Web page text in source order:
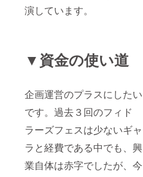
演しています。
▼資金の使い道
企画運営のプラスにしたい
です。過去３回のフィド
ラーズフェスは少ないギャ
ラと経費である中でも、興
業自体は赤字でしたが、今